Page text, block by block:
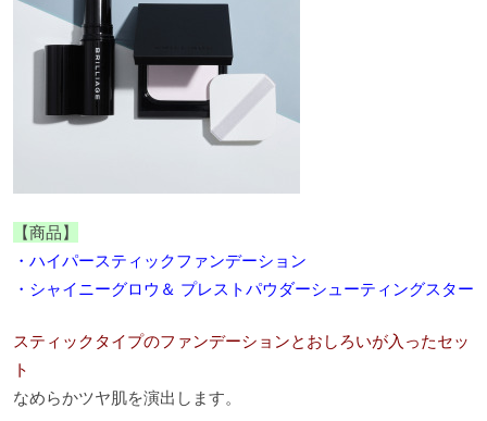
【商品】
・ハイパースティックファンデーション
・シャイニーグロウ＆ プレストパウダーシューティングスター
スティックタイプのファンデーションとおしろいが入ったセッ
ト
なめらかツヤ肌を演出します。